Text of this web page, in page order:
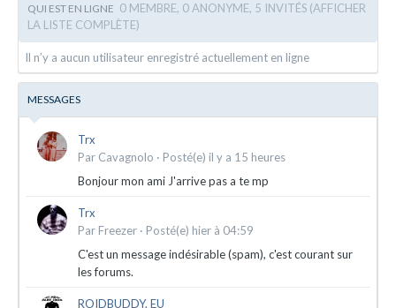
QUI EST EN LIGNE 0 MEMBRE, 0 ANONYME, 5 INVITÉS (AFFICHER
LA LISTE COMPLÈTE)
Il n’y a aucun utilisateur enregistré actuellement en ligne
MESSAGES
Trx
Par Cavagnolo · Posté(e) il y a 15 heures
Bonjour mon ami J'arrive pas a te mp
Trx
Par Freezer · Posté(e) hier à 04:59
C'est un message indésirable (spam), c'est courant sur
les forums.
ROIDBUDDY. EU